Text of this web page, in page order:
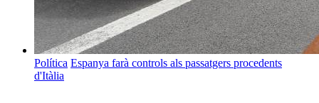
Política Espanya farà controls als passatgers procedents
d'Itàlia